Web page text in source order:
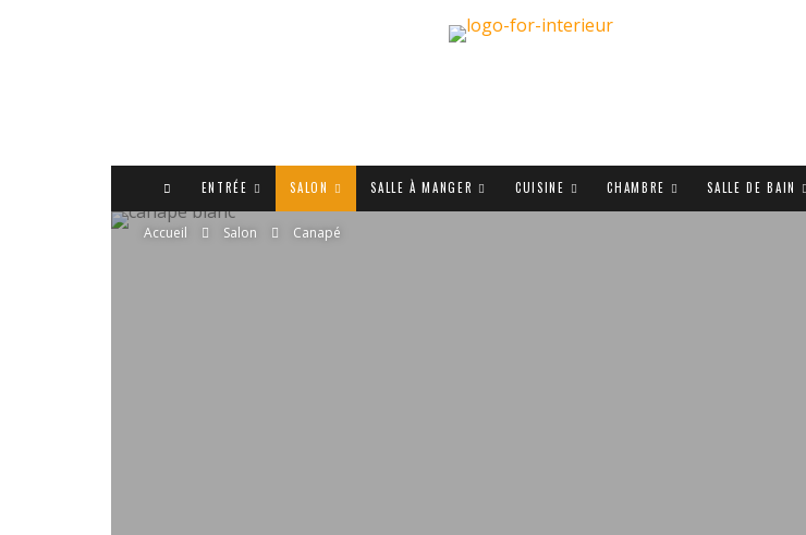
ENTRÉE SALON SALLE À MANGER CUISINE CHAMBRE SALLE DE BAIN
Accueil Salon Canapé